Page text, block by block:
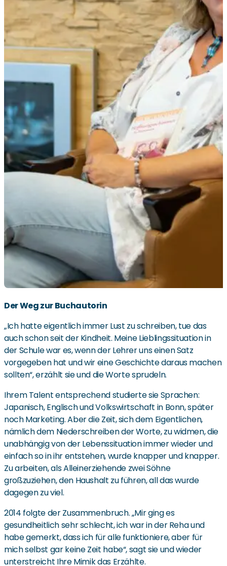
Der Weg zur Buchautorin
„Ich hatte eigentlich immer Lust zu schreiben, tue das
auch schon seit der Kindheit. Meine Lieblingssituation in
der Schule war es, wenn der Lehrer uns einen Satz
vorgegeben hat und wir eine Geschichte daraus machen
sollten“, erzählt sie und die Worte sprudeln.
Ihrem Talent entsprechend studierte sie Sprachen:
Japanisch, Englisch und Volkswirtschaft in Bonn, später
noch Marketing. Aber die Zeit, sich dem Eigentlichen,
nämlich dem Niederschreiben der Worte, zu widmen, die
unabhängig von der Lebenssituation immer wieder und
einfach so in ihr entstehen, wurde knapper und knapper.
Zu arbeiten, als Alleinerziehende zwei Söhne
großzuziehen, den Haushalt zu führen, all das wurde
dagegen zu viel.
2014 folgte der Zusammenbruch. „Mir ging es
gesundheitlich sehr schlecht, ich war in der Reha und
habe gemerkt, dass ich für alle funktioniere, aber für
mich selbst gar keine Zeit habe“, sagt sie und wieder
unterstreicht Ihre Mimik das Erzählte.